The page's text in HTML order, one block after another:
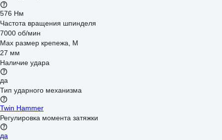
576 Нм
Частота вращения шпинделя
7000 об/мин
Max размер крепежа, М
27 мм
Наличие удара
да
Тип ударного механизма
Twin Hammer
Регулировка момента затяжки
да